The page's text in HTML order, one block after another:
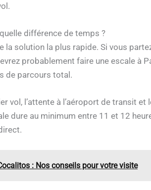
différence de temps ?
solution la plus rapide. Si vous
probablement faire une escale à
de parcours total.
vol, l’attente à l’aéroport de transit
dure au minimum entre 11 et 12
: Nos conseils pour votre visite